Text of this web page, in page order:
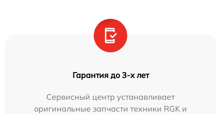
Гарантия до 3-х лет
Сервисный центр устанавливает
оригинальные запчасти техники RGK и